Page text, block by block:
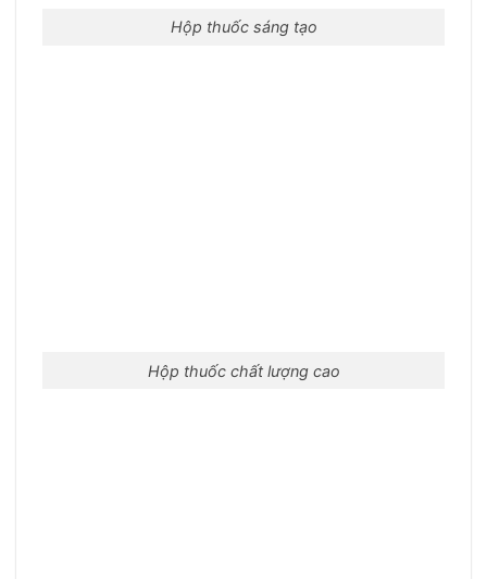
Hộp thuốc sáng tạo
Hộp thuốc chất lượng cao